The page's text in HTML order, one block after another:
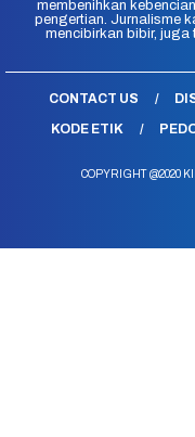
membenihkan
pengertian. Jurnalisme
mencibirkan bibir,
CONTACT US
KODE ETIK
COPYRIGHT @2020